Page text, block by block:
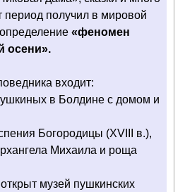
период получил в мировой
«феномен
осени».
входит:
в Болдине с домом и
Богородицы (ХVIII в.),
Михаила и роща
музей пушкинских